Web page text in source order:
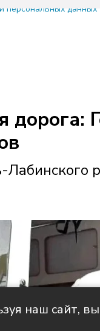
персональных данных
дорога:
наш сайт,